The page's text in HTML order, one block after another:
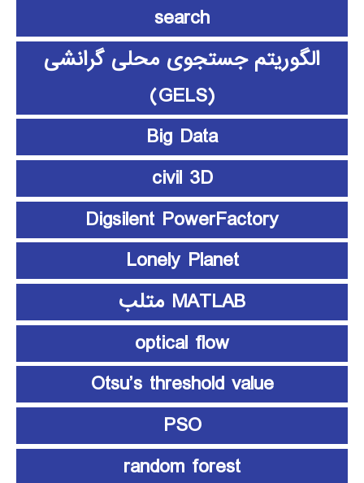
search
الگوریتم جستجوی محلی گرانشی
(GELS)
Big Data
civil 3D
Digsilent PowerFactory
Lonely Planet
MATLAB متلب
optical flow
Otsu’s threshold value
PSO
random forest